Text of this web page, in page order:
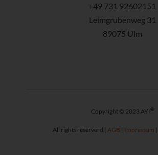
+49 731 92602151
Leimgrubenweg 31
89075 Ulm
Copyright © 2023 AYI ®
All rights reserverd | AGB | Impressum |